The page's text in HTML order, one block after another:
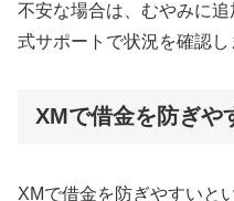
不安な場合は、むやみに
式サポートで状況を確認し
XMで借金を防ぎや
XMで借金を防ぎやすいと